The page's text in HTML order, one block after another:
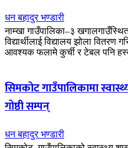
धन बहादुर भण्डारी
नाम्खा गाउँपालिका–३
विद्यार्थीलाई विद्यालय झोला वितरण
आवश्यक फलामे कुर्ची र टेबल पनि
सिमकोट गाउँपालिकामा
गोष्ठी सम्पन्
धन बहादुर भण्डारी